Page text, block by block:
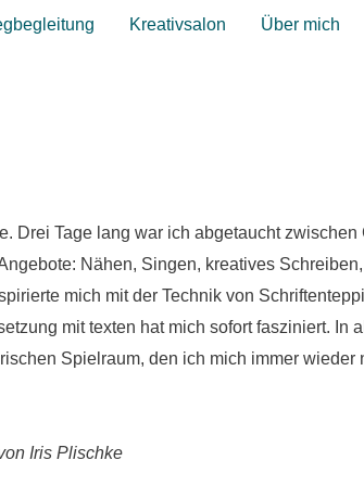
Kreativsalon Über mich
Drei Tage lang war ich abgetaucht zwischen
Nähen, Singen, kreatives
mich mit der Technik von
mit texten hat mich sofort fasziniert. In
Spielraum, den ich mich immer wieder
Iris Plischke